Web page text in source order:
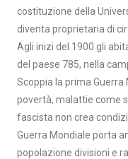
costituzione della
diventa proprietaria di
Agli inizi del 1900 gli
del paese 785, nella
Scoppia la prima Guerra
povertà, malattie come
fascista non crea
Guerra Mondiale porta
popolazione divisioni e